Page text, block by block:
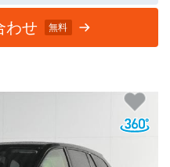
わせ 無料